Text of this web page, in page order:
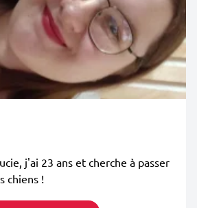
j'ai 23 ans et cherche à passer
chiens !